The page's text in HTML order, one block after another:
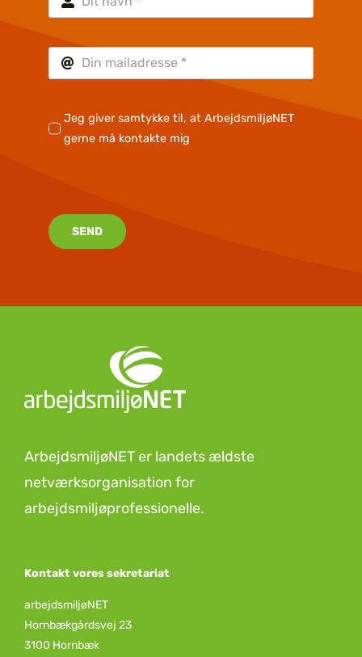
Jeg giver samtykke til, at ArbejdsmiljøNET
gerne må kontakte mig
SEND
ArbejdsmiljøNET er landets ældste
netværksorganisation for
arbejdsmiljøprofessionelle.
Kontakt vores sekretariat
arbejdsmiljøNET
Hornbækgårdsvej 23
3100 Hornbæk